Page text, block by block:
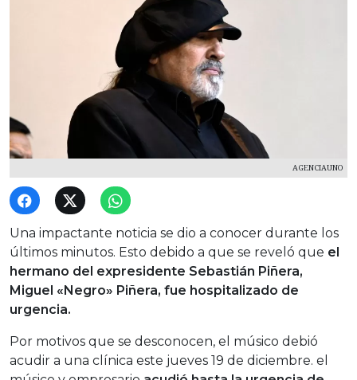
AGENCIAUNO
Una impactante noticia se dio a conocer durante los
últimos minutos. Esto debido a que se reveló que el
hermano del expresidente Sebastián Piñera,
Miguel «Negro» Piñera, fue hospitalizado de
urgencia.
Por motivos que se desconocen, el músico debió
acudir a una clínica este jueves 19 de diciembre. el